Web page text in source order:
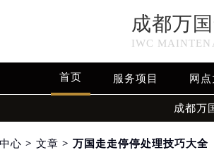
成都万
IWC
首页 服务项目 网点
成都万
心 > 文章 > 万国走走停停处理技巧大全